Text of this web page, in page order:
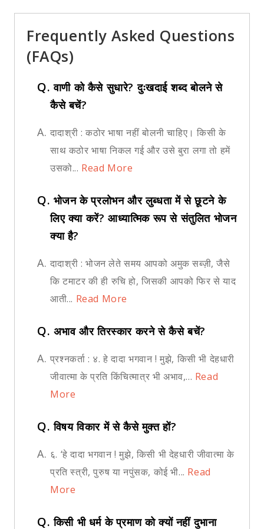
Frequently Asked Questions
(FAQs)
Q.वाणी को कैसे सुधारे? दुःखदाई शब्द बोलने से
कैसे बचें?
A. दादाश्री : कठोर भाषा नहीं बोलनी चाहिए। किसी के
साथ कठोर भाषा निकल गई और उसे बुरा लगा तो हमें
उसको... Read More
Q. भोजन के प्रलोभन और लुब्धता में से छूटने के
लिए क्या करें? आध्यात्मिक रूप से संतुलित भोजन
क्या है?
A. दादाश्री : भोजन लेते समय आपको अमुक सब्ज़ी, जैसे
कि टमाटर की ही रुचि हो, जिसकी आपको फिर से याद
आती... Read More
Q. अभाव और तिरस्कार करने से कैसे बचें?
A. प्रश्नकर्ता : ४. हे दादा भगवान ! मुझे, किसी भी देहधारी
जीवात्मा के प्रति किंचित्मात्र भी अभाव,... Read
More
Q.विषय विकार में से कैसे मुक्त हों?
A. ६. ‘हे दादा भगवान ! मुझे, किसी भी देहधारी जीवात्मा के
प्रति स्त्री, पुरुष या नपुंसक, कोई भी... Read
More
Q.किसी भी धर्म के प्रमाण को क्यों नहीं दुभाना